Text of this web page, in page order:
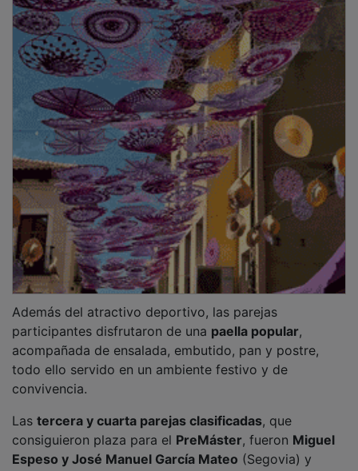
acompañada de ensalada, embutido, pan y postre,
todo ello servido en un ambiente festivo y de
convivencia.
tercera y cuarta parejas clasificadas, que
consiguieron plaza para elPreMáster, fueron
Espeso y José Manuel García Mateo(Segovia) y
Javier Fernández(Guadalajara) junto a Pedro Aguilar
(Torija). Las parejas finalistas también fueron
premiadas conlotes de embutidos
PUBLICIDAD